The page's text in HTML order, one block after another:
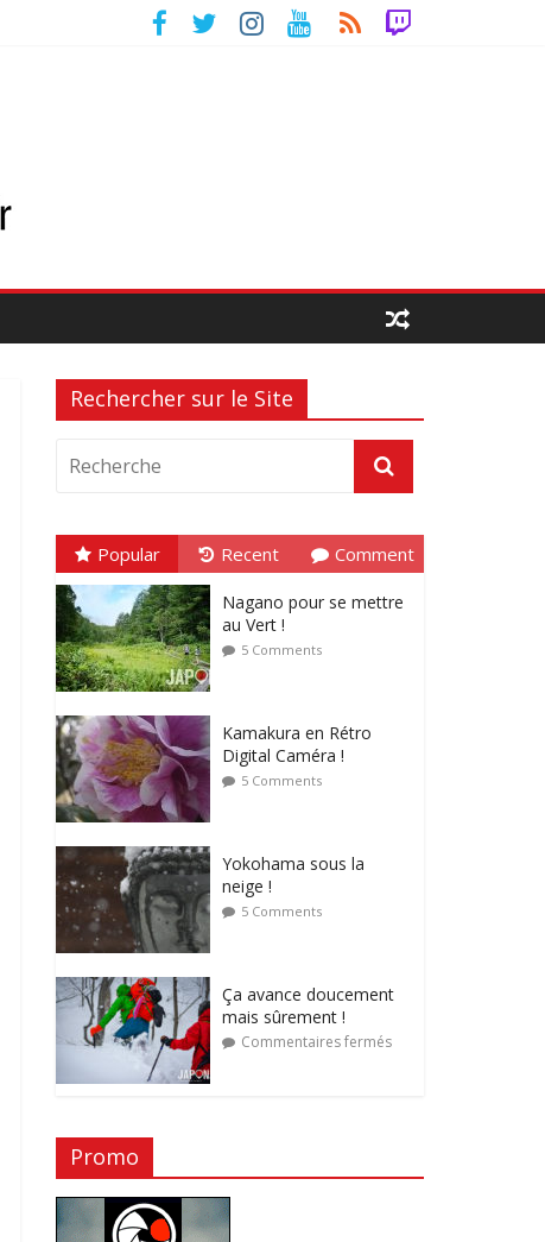
Rechercher sur le Site
Popular Recent Comment
Nagano pour se mettre
au Vert !
5 Comments
Kamakura en Rétro
Digital Caméra !
5 Comments
Yokohama sous la
neige !
5 Comments
Ça avance doucement
mais sûrement !
Commentaires fermés
Promo